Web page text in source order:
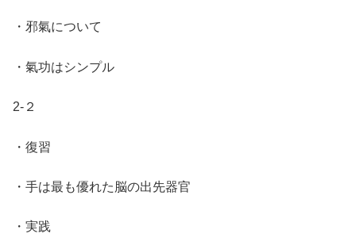
・邪氣について
・氣功はシンプル
2‐２
・復習
・手は最も優れた脳の出先器官
・実践